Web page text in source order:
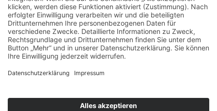
15:00 Uhr - 18:30 Uhr
Mittwoch nachmittags geschlossen
Folgen Sie uns auf:
INSTAGRAM
FACEBOOK